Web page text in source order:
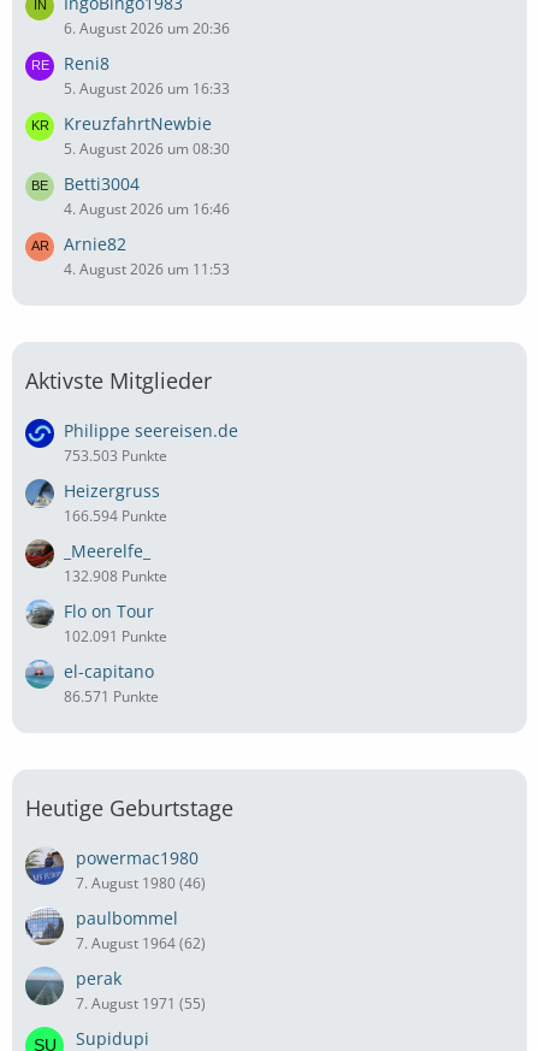
6. August 2026 um 20:36
Reni8
5. August 2026 um 16:33
KreuzfahrtNewbie
5. August 2026 um 08:30
Betti3004
4. August 2026 um 16:46
Arnie82
4. August 2026 um 11:53
Aktivste Mitglieder
Philippe seereisen.de
753.503 Punkte
Heizergruss
166.594 Punkte
_Meerelfe_
132.908 Punkte
Flo on Tour
102.091 Punkte
el-capitano
86.571 Punkte
Heutige Geburtstage
powermac1980
7. August 1980 (46)
paulbommel
7. August 1964 (62)
perak
7. August 1971 (55)
Supidupi